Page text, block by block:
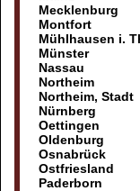
Mecklenburg
Montfort
Mühlhausen i.
Münster
Nassau
Northeim
Northeim, Stadt
Nürnberg
Oettingen
Oldenburg
Osnabrück
Ostfriesland
Paderborn